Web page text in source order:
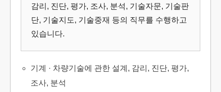
감리, 진단, 평가, 조사, 분석, 기술자문, 기술판
단, 기술지도, 기술중재 등의 직무를 수행하고
있습니다.
기계 · 차량기술에 관한 설계, 감리, 진단, 평가,
조사, 분석